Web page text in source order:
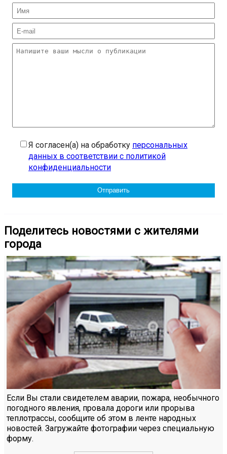
Я согласен(а) на обработку персональных
данных в соответствии с политикой
конфиденциальности
Поделитесь новостями с жителями
города
Если Вы стали свидетелем аварии, пожара, необычного
погодного явления, провала дороги или прорыва
теплотрассы, сообщите об этом в ленте народных
новостей. Загружайте фотографии через специальную
форму.